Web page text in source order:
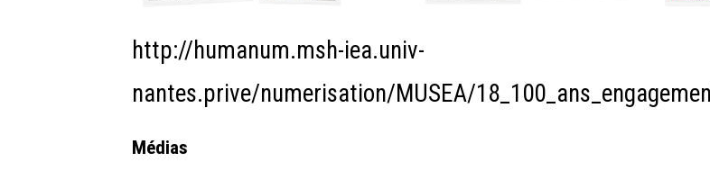
http://humanum.msh-iea.univ-
nantes.prive/numerisation/MUSEA/
Médias